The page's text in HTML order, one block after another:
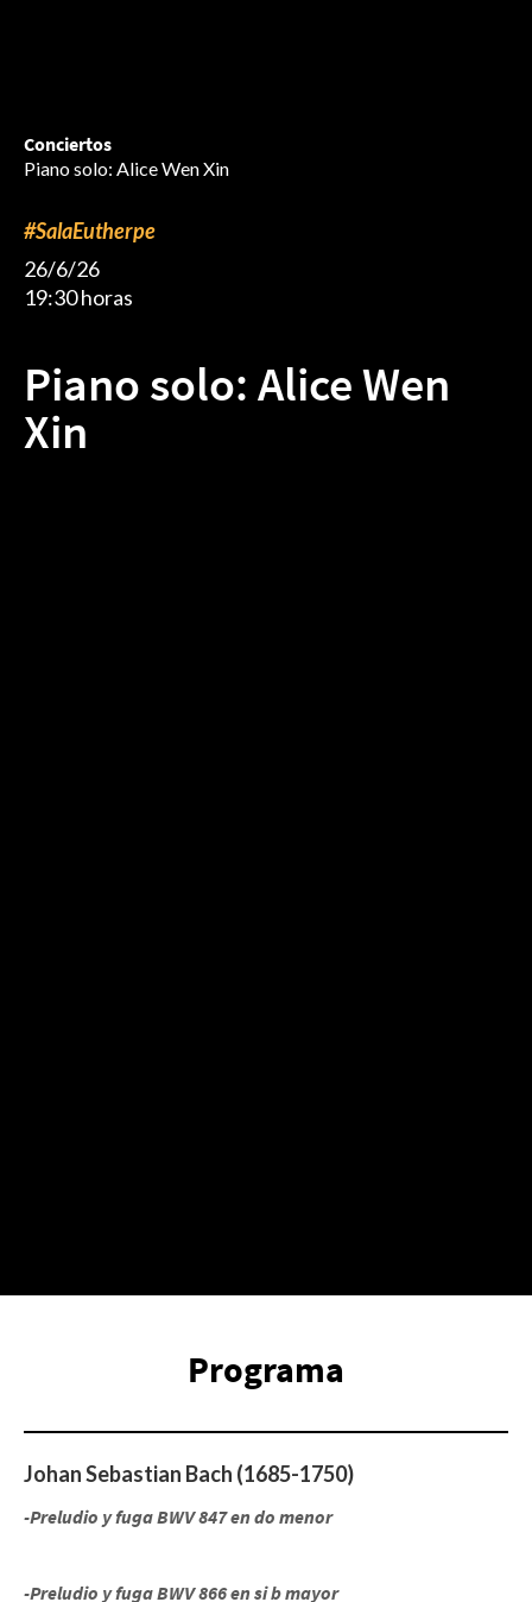
Conciertos
Piano solo: Alice Wen Xin
#SalaEutherpe
26/6/26
19:30 horas
Piano solo: Alice Wen
Xin
Programa
Johan Sebastian Bach (1685-1750)
-Preludio y fuga BWV 847 en do menor
-Preludio y fuga BWV 866 en si b mayor